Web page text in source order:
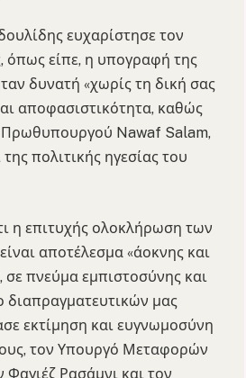
ευχαρίστησε τον
όπως είπε, η υπογραφή της
δυνατή «χωρίς τη δική σας
αποφασιστικότητα, καθώς
Πρωθυπουργού Nawaf Salam,
πολιτικής ηγεσίας του
η επιτυχής ολοκλήρωση των
αποτέλεσμα «άοκνης και
σε πνεύμα εμπιστοσύνης και
διαπραγματευτικών μας
εκτίμηση και ευγνωμοσύνη
τον Υπουργό Μεταφορών
Ρασάμνι και τον